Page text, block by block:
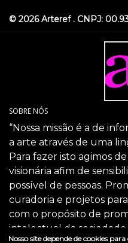
© 2026 Arteref . CNPJ:
SOBRE NÓS
“Nossa missão é a de
a arte através de uma
Para fazer isto agimos
visionária afim de
possível de pessoas.
curadoria e projetos
com o propósito de
intelectual da sociedade
Nosso site depende de cookies